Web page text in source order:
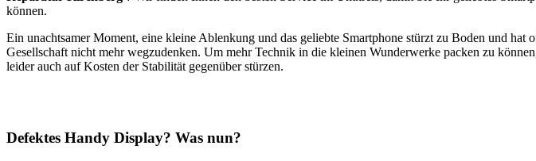
können.
Ein unachtsamer Moment, eine kleine Ablenkung und das geliebte Smartphone stürzt zu Boden und
Gesellschaft nicht mehr wegzudenken. Um mehr Technik in die kleinen Wunderwerke packen zu
leider auch auf Kosten der Stabilität gegenüber stürzen.
Defektes Handy Display? Was nun?